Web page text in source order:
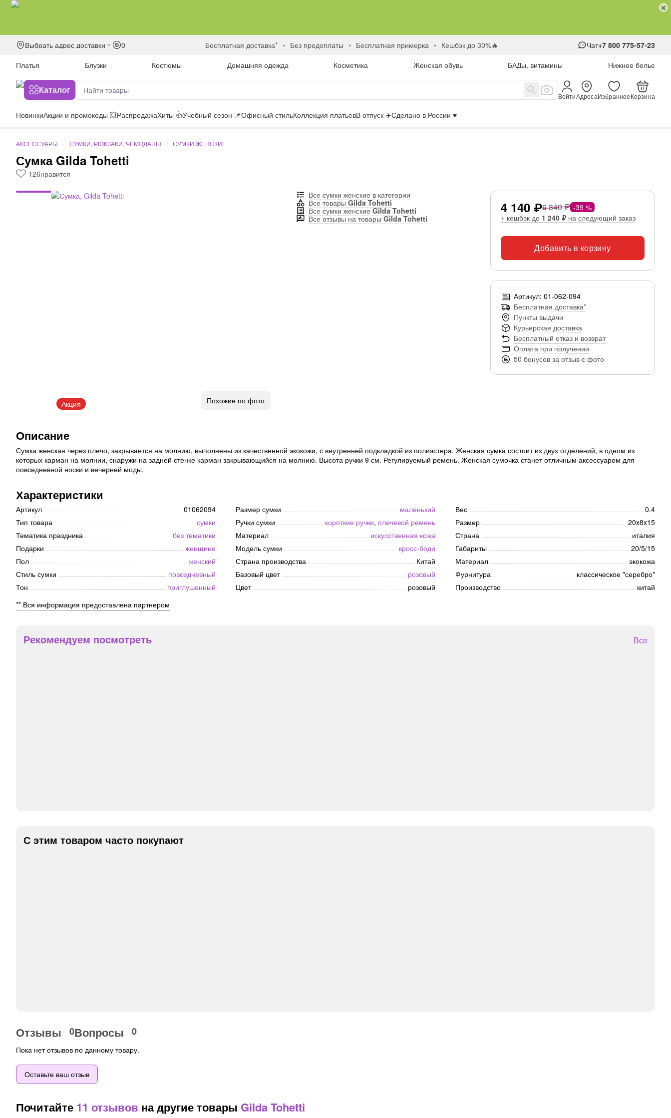
Выбрать адрес доставки 0 бесплатная доставка* без предоплаты бесплатная примерка кешбэк до 30%🔥 Чат+7 800 775-57-23
Платья
Блузки Костюмы Домашняя одежда Косметика Женская обувь БАДы, витамины Нижнее белье
Каталог
ВойтиАдресаИзбранноеКорзина
НовинкиАкции и промокоды 💥РаспродажаХиты 👍Учебный сезон 📌Офисный стильКоллекция платьевВ отпуск ✈️Сделано в России ♥️
АКСЕССУАРЫ СУМКИ, РЮКЗАКИ, ЧЕМОДАНЫ СУМКИ ЖЕНСКИЕ
Сумка Gilda Tohetti
126нравится
Похожие по фото
Все сумки женские в категории
Все товарыGilda Tohetti
Все сумки женскиеGilda Tohetti
Все отзывы на товарыGilda Tohetti
6 840 ₽ -39 %
4 140 ₽
+ кешбэк до 1 240 ₽ на следующий заказ
Добавить в корзину
Артикул: 01-062-094
Бесплатная доставка*
Пункты выдачи
Курьерская доставка
Бесплатный отказ и возврат
Оплата при получении
50 бонусов за отзыв с фото
Описание
Сумка женская через плечо, закрывается на молнию, выполнены из качественной экокожи, с внутренней подкладкой из полиэстера. Женская сумка состоит из двух отделений, в одном из
которых карман на молнии, снаружи на задней стенке карман закрывающийся на молнию. Высота ручки 9 см. Регулируемый ремень. Женская сумочка станет отличным аксессуаром для
повседневной носки и вечерней моды.
Характеристики
Артикул
01062094
Тип товара
сумки
Тематика праздника
без тематики
Подарки
женщине
Пол
женский
Стиль сумки
повседневный
Тон
приглушенный
Размер сумки
маленький
Ручки сумки
короткие ручки, плечевой ремень
Материал
искусственная кожа
Модель сумки
кросс-боди
Страна производства
Китай
Базовый цвет
розовый
Цвет
розовый
Вес
0.4
Размер
20x8x15
Страна
италия
Габариты
20/5/15
Материал
экокожа
Фурнитура
классическое "серебро"
Производство
китай
** Вся информация предоставлена партнером
Рекомендуем посмотреть Все
С этим товаром часто покупают
Отзывы 0Вопросы 0
Пока нет отзывов по данному товару.
Оставьте ваш отзыв
Почитайте 11 отзывов на другие товары Gilda Tohetti